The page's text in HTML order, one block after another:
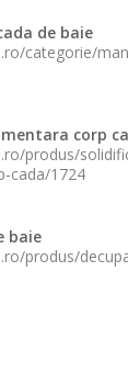
de baie
categorie/
corp
produs/
cada/1724
baie
produs/